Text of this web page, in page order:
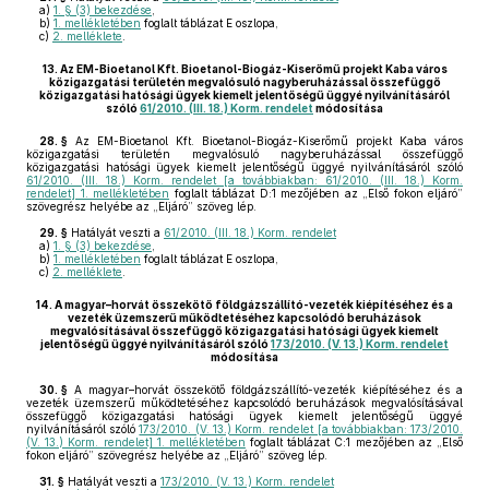
a) 1. § (3) bekezdése
b) 1. mellékletében foglalt táblázat E oszlopa,
c) 2. melléklete
13. Az EM-Bioetanol Kft. Bioetanol-Biogáz-Kiserőmű projekt Kaba város
közigazgatási területén megvalósuló nagyberuházással összefüggő
közigazgatási hatósági ügyek kiemelt jelentőségű üggyé nyilvánításáról
szóló 61/2010. (III. 18.) Korm. rendelet módosítása
28. § Az EM-Bioetanol Kft. Bioetanol-Biogáz-Kiserőmű projekt Kaba város
közigazgatási területén megvalósuló nagyberuházással összefüggő
közigazgatási hatósági ügyek kiemelt jelentőségű üggyé nyilvánításáról szóló
61/2010. (III. 18.) Korm. rendelet [a továbbiakban: 61/2010. (III. 18.) Korm.
rendelet] 1. mellékletében foglalt táblázat D:1 mezőjében az „Első fokon eljáró”
szövegrész helyébe az „Eljáró” szöveg lép.
29. § Hatályát veszti a 61/2010. (III. 18.) Korm. rendelet
a) 1. § (3) bekezdése
b) 1. mellékletében foglalt táblázat E oszlopa,
c) 2. melléklete
14. A magyar–horvát összekötő földgázszállító-vezeték kiépítéséhez és a
vezeték üzemszerű működtetéséhez kapcsolódó beruházások
megvalósításával összefüggő közigazgatási hatósági ügyek kiemelt
jelentőségű üggyé nyilvánításáról szóló 173/2010. (V. 13.) Korm. rendelet
módosítása
30. § A magyar–horvát összekötő földgázszállító-vezeték kiépítéséhez és a
vezeték üzemszerű működtetéséhez kapcsolódó beruházások megvalósításával
összefüggő közigazgatási hatósági ügyek kiemelt jelentőségű üggyé
nyilvánításáról szóló173/2010. (V. 13.) Korm. rendelet [a továbbiakban: 173/2010.
(V. 13.) Korm. rendelet] 1. mellékletében foglalt táblázat C:1 mezőjében az „Első
fokon eljáró” szövegrész helyébe az „Eljáró” szöveg lép.
31. § Hatályát veszti a 173/2010. (V. 13.) Korm. rendelet